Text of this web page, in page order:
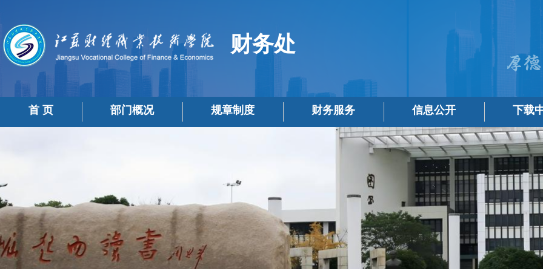
财务处
首 页 部门概况 规章制度 财务服务 信息公开 下载